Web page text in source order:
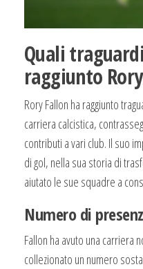
Quali
raggiunto
Rory Fallon ha raggiunto
carriera calcistica,
contributi a vari club. Il suo
di gol, nella sua storia di
aiutato le sue squadre a
Numero di
Fallon ha avuto una carriera
collezionato un numero